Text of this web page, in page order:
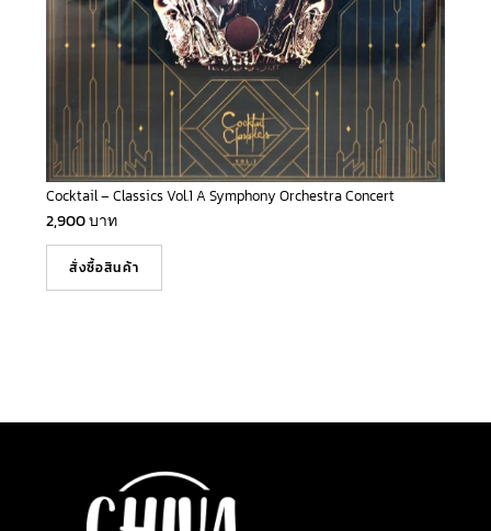
Cocktail – Classics Vol.1 A Symphony Orchestra Concert
2,900บาท
สั่งซื้อสินค้า